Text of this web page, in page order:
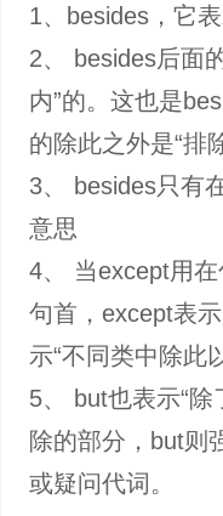
1、besides，它
2、 besides后面
内”的。这也是
的除此之外是“排
3、 besides只有
意思
4、 当except用
句首，except表
示“不同类中除此
5、 but也表示“
除的部分，but则
或疑问代词。